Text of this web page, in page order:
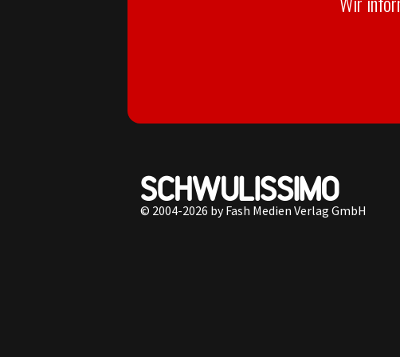
© 2004-2026 by Fash Medien Verlag GmbH